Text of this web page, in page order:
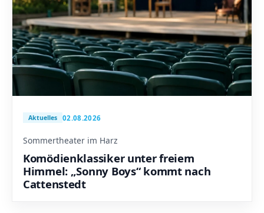
Aktuelles 02.08.2026
Sommertheater im Harz
Komödienklassiker unter freiem
Himmel: „Sonny Boys“ kommt nach
Cattenstedt